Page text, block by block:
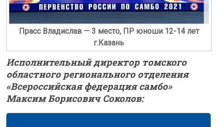
Прасс Владислав — 3 место, ПР юноши 12-14 лет
г.Казань
Исполнительный директор томского
областного регионального отделения
«Всероссийская федерация самбо»
Максим Борисович Соколов: